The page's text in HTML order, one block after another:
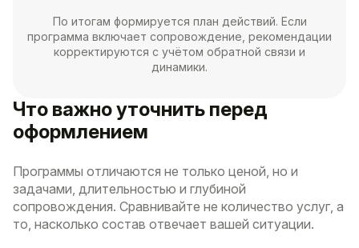
По итогам формируется план действий. Если
программа включает сопровождение, рекомендации
корректируются с учётом обратной связи и
динамики.
Что важно уточнить перед
оформлением
Программы отличаются не только ценой, но и
задачами, длительностью и глубиной
сопровождения. Сравнивайте не количество услуг, а
то, насколько состав отвечает вашей ситуации.